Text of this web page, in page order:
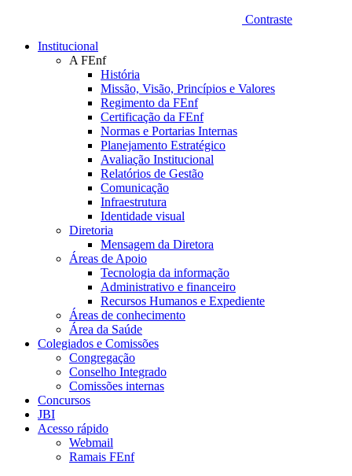
Contraste
Institucional
A FEnf
História
Missão, Visão, Princípios e Valores
Regimento da FEnf
Certificação da FEnf
Normas e Portarias Internas
Planejamento Estratégico
Avaliação Institucional
Relatórios de Gestão
Comunicação
Infraestrutura
Identidade visual
Diretoria
Mensagem da Diretora
Áreas de Apoio
Tecnologia da informação
Administrativo e financeiro
Recursos Humanos e Expediente
Áreas de conhecimento
Área da Saúde
Colegiados e Comissões
Congregação
Conselho Integrado
Comissões internas
Concursos
JBI
Acesso rápido
Webmail
Ramais FEnf